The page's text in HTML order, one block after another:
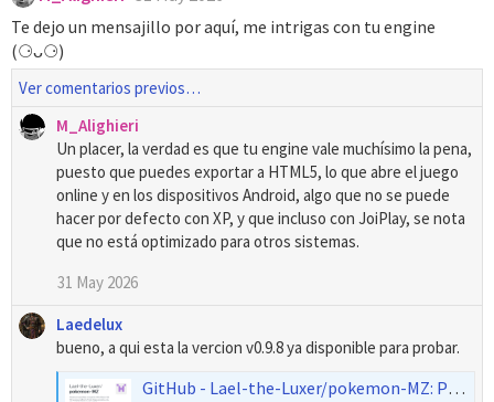
i
e
s
Te dejo un mensajillo por aquí, me intrigas con tu engine
(⚆ᴗ⚆)
Ver comentarios previos…
M_Alighieri
Un placer, la verdad es que tu engine vale muchísimo la pena,
puesto que puedes exportar a HTML5, lo que abre el juego
online y en los dispositivos Android, algo que no se puede
hacer por defecto con XP, y que incluso con JoiPlay, se nota
que no está optimizado para otros sistemas.
31 May 2026
Laedelux
bueno, a qui esta la vercion v0.9.8 ya disponible para probar.
GitHub - Lael-the-Luxer/pokemon-MZ: Pokémon Essentials remade for RPG Maker MZ. 151 species, battles 1v1/2v2, Mega Evolution, etc, etc..., web & mobile export. v0.9.8 beta.